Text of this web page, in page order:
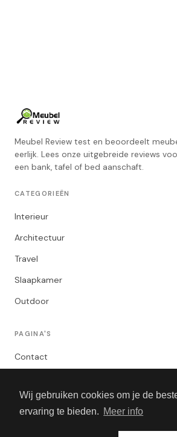
Wij gebruiken cookies om je de
ervaring te bieden. Meer info
Meubel Review test en beoordeelt
eerlijk. Lees onze uitgebreide reviews
een bank, tafel of bed aanschaft.
CATEGORIEËN
Interieur
Architectuur
Travel
Slaapkamer
Outdoor
PAGINA'S
Contact
Algemene Voorwaarden
Adverteren